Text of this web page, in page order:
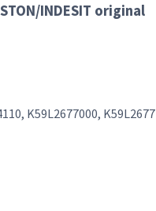
INDESIT original
K59L2677000, K59L2677